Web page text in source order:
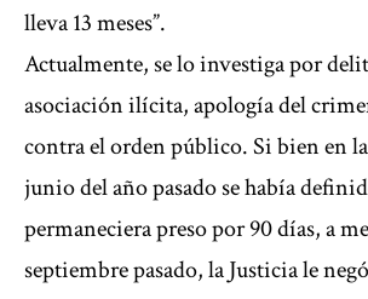
lleva 13 meses”.
Actualmente, se lo investiga por
asociación ilícita, apología del
contra el orden público. Si bien en
junio del año pasado se había
permaneciera preso por 90 días, a
septiembre pasado, la Justicia le